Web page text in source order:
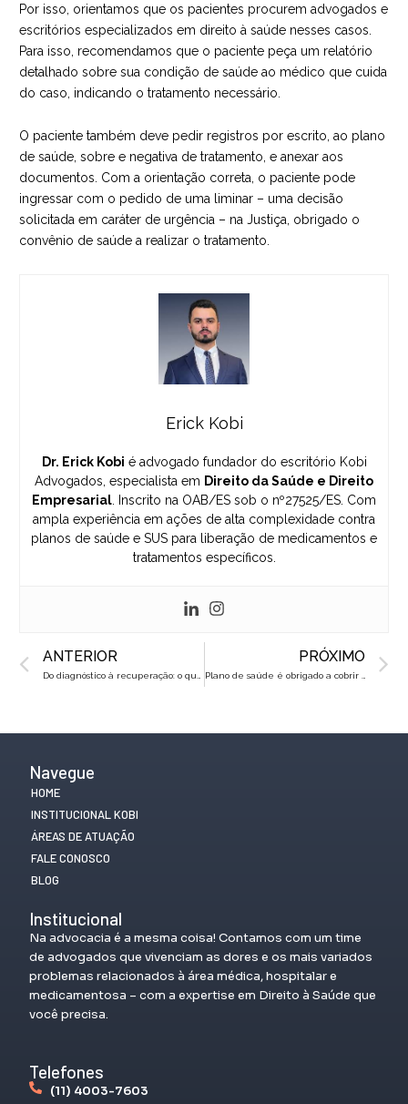
Por isso, orientamos que os pacientes procurem advogados e
escritórios especializados em direito à saúde nesses casos.
Para isso, recomendamos que o paciente peça um relatório
detalhado sobre sua condição de saúde ao médico que cuida
do caso, indicando o tratamento necessário.
O paciente também deve pedir registros por escrito, ao plano
de saúde, sobre e negativa de tratamento, e anexar aos
documentos. Com a orientação correta, o paciente pode
ingressar com o pedido de uma liminar – uma decisão
solicitada em caráter de urgência – na Justiça, obrigado o
convênio de saúde a realizar o tratamento.
Erick Kobi
Dr. Erick Kobi é advogado fundador do escritório Kobi
Advogados, especialista em Direito da Saúde e Direito
Empresarial . Inscrito na OAB/ES sob o nº27525/ES. Com
ampla experiência em ações de alta complexidade contra
planos de saúde e SUS para liberação de medicamentos e
tratamentos específicos.
Prev
ANTERIOR PRÓXIMO
Navegue
HOME
INSTITUCIONAL KOBI
ÁREAS DE ATUAÇÃO
FALE CONOSCO
BLOG
Institucional
Na advocacia é a mesma coisa! Contamos com um time
de advogados que vivenciam as dores e os mais variados
problemas relacionados à área médica, hospitalar e
medicamentosa – com a expertise em Direito à Saúde que
você precisa.
Telefones
(11) 4003-7603